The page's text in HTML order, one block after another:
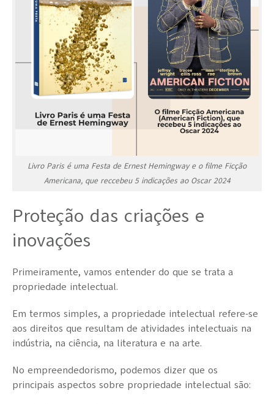
Livro Paris é uma Festa de Ernest Hemingway e o filme Ficção
Americana, que reccebeu 5 indicações ao Oscar 2024
Proteção das criações e
inovações
Primeiramente, vamos entender do que se trata a
propriedade intelectual.
Em termos simples, a propriedade intelectual refere-se
aos direitos que resultam de atividades intelectuais na
indústria, na ciência, na literatura e na arte.
No empreendedorismo, podemos dizer que os
principais aspectos sobre propriedade intelectual são: